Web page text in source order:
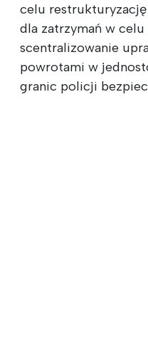
celu
dla zatrzymań w
scentralizowanie
powrotami w
granic policji